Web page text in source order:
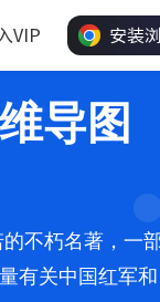
VIP 安装
导图
的不朽名著，一
有关中国红军和